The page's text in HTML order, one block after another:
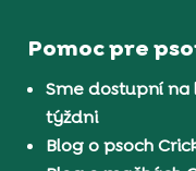
Pomoc pre
Sme dostupní
týždni
Blog o psoch